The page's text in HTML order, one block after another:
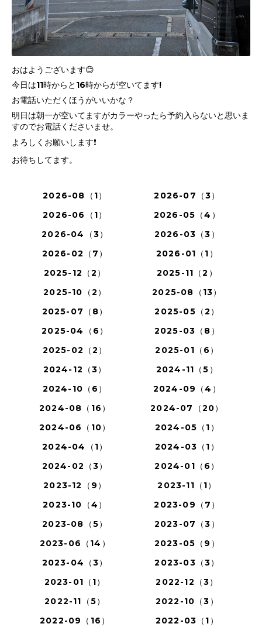
おはようございます😊
今日は11時からと16時からが空いてます!
お電話いただくほうがいいかな？
明日は朝一が空いてますがカラーやったら予約入らないと思いま
すのでお電話くださいませ。
よろしくお願いします❗
お待ちしてます。
2026-08（1）
2026-07（3）
2026-06（1）
2026-05（4）
2026-04（3）
2026-03（3）
2026-02（7）
2026-01（1）
2025-12（2）
2025-11（2）
2025-10（2）
2025-08（13）
2025-07（8）
2025-05（2）
2025-04（6）
2025-03（8）
2025-02（2）
2025-01（6）
2024-12（3）
2024-11（5）
2024-10（6）
2024-09（4）
2024-08（16）
2024-07（20）
2024-06（10）
2024-05（1）
2024-04（1）
2024-03（1）
2024-02（3）
2024-01（6）
2023-12（9）
2023-11（1）
2023-10（4）
2023-09（7）
2023-08（5）
2023-07（3）
2023-06（14）
2023-05（9）
2023-04（3）
2023-03（3）
2023-01（1）
2022-12（3）
2022-11（5）
2022-10（3）
2022-09（16）
2022-03（1）